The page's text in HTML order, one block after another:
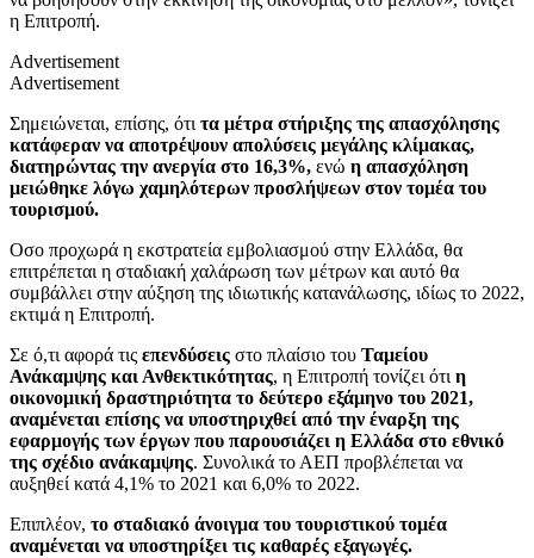
η Επιτροπή.
Advertisement
Advertisement
Σημειώνεται, επίσης, ότι τα μέτρα στήριξης της απασχόλησης
κατάφεραν να αποτρέψουν απολύσεις μεγάλης κλίμακας,
διατηρώντας την ανεργία στο 16,3%, ενώ η απασχόληση
μειώθηκε λόγω χαμηλότερων προσλήψεων στον τομέα του
τουρισμού.
Οσο προχωρά η εκστρατεία εμβολιασμού στην Ελλάδα, θα
επιτρέπεται η σταδιακή χαλάρωση των μέτρων και αυτό θα
συμβάλλει στην αύξηση της ιδιωτικής κατανάλωσης, ιδίως το 2022,
εκτιμά η Επιτροπή.
Σε ό,τι αφορά τις επενδύσεις στο πλαίσιο του Ταμείου
Ανάκαμψης και Ανθεκτικότητας, η Επιτροπή τονίζει ότι η
οικονομική δραστηριότητα το δεύτερο εξάμηνο του 2021,
αναμένεται επίσης να υποστηριχθεί από την έναρξη της
εφαρμογής των έργων που παρουσιάζει η Ελλάδα στο εθνικό
της σχέδιο ανάκαμψης. Συνολικά το ΑΕΠ προβλέπεται να
αυξηθεί κατά 4,1% το 2021 και 6,0% το 2022.
Επιπλέον, το σταδιακό άνοιγμα του τουριστικού τομέα
αναμένεται να υποστηρίξει τις καθαρές εξαγωγές.